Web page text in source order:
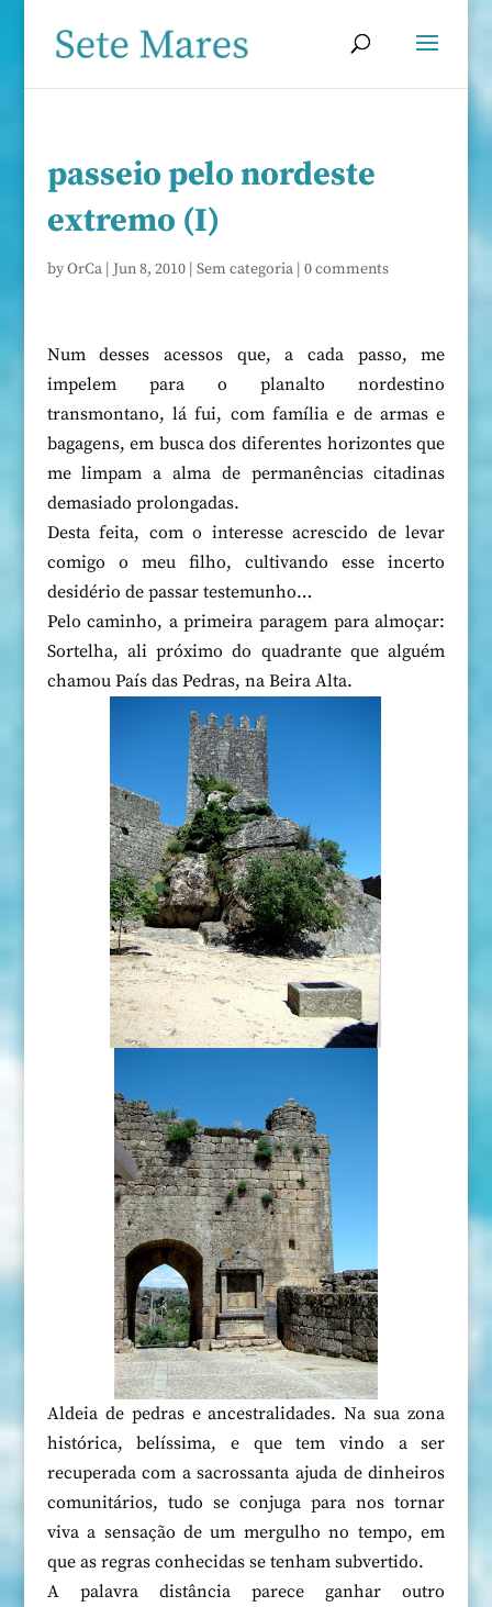
passeio pelo nordeste
extremo (I)
byOrCa| Jun 8, 2010| Sem categoria| 0 comments
Num desses acessos que, a cada passo, me
impelem para o planalto nordestino
transmontano, lá fui, com família e de armas e
bagagens, em busca dos diferentes horizontes que
me limpam a alma de permanências citadinas
demasiado prolongadas.
Desta feita, com o interesse acrescido de levar
comigo o meu filho, cultivando esse incerto
desidério de passar testemunho…
Pelo caminho, a primeira paragem para almoçar:
Sortelha, ali próximo do quadrante que alguém
chamou País das Pedras, na Beira Alta.
Aldeia de pedras e ancestralidades. Na sua zona
histórica, belíssima, e que tem vindo a ser
recuperada com a sacrossanta ajuda de dinheiros
comunitários, tudo se conjuga para nos tornar
viva a sensação de um mergulho no tempo, em
que as regras conhecidas se tenham subvertido.
A palavra distância parece ganhar outro